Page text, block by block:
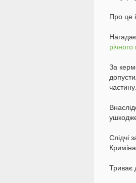
Про це
За
частину.
Слідчі
Триває